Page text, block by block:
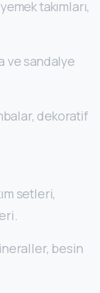
takımları,
ve sandalye
dekoratif
setleri,
besin